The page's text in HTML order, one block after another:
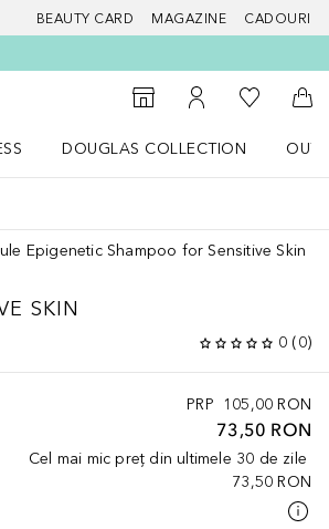
BEAUTY CARD MAGAZINE CADOURI
Către Găsire magazin
Către Contul meu
Către
DOUGLAS COLLECTION
Epigenetic Shampoo for Sensitive Skin
SKIN
0 (0)
PRP 105,00 RON
73,50 RON
Cel mai mic preț din ultimele 30 de zile
73,50 RON